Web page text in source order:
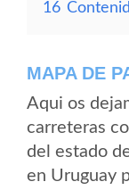
16
MAPA DE
Aqui os
carreteras
del estado
en Uruguay